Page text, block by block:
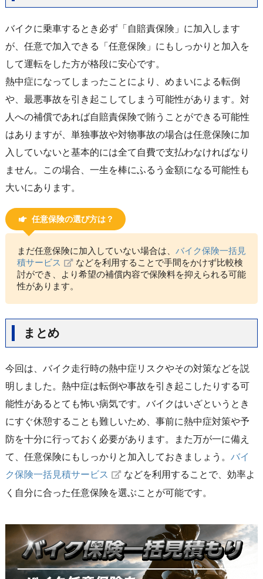
バイクに乗車するとき必ず「自賠責保険」に加入します
が、任意で加入できる「任意保険」にもしっかりと加入を
して運転をした方が格段に安心です。
熱中症になってしまったことにより、めまいによる転倒
や、最悪事故を引き起こしてしまう可能性があります。対
人への補償であれば自賠責保険で賄うことができる可能性
はありますが、単独事故や対物事故の場合は任意保険に加
入していないと基本的には全て自費で支払わなければなり
ません。この場合、一生を棒にふるう金額になる可能性も
大いにあります。
任意保険の選び方は？
まだ任意保険に加入していない場合は、 バイク保険一括見
積サービス
などを利用することで手間をかけず比較検
討ができ、より希望の補償内容で保険料を抑えられる可能
性があります。
まとめ
今回は、バイク走行時の熱中症リスクやその対策などを説
明しました。熱中症は転倒や事故を引き起こしたりする可
能性があるとても怖い病気です。バイクはいざというとき
にすぐ休憩することも難しいため、事前に熱中症対策や予
防を十分に行っておく必要があります。また万が一に備え
て、任意保険にもしっかりと加入しておきましょう。 バイ
ク保険一括見積サービス
などを利用することで、効率よ
く自分に合った任意保険を選ぶことが可能です。